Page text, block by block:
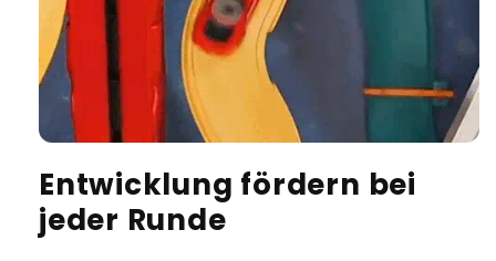
Entwicklung fördern bei
jeder Runde